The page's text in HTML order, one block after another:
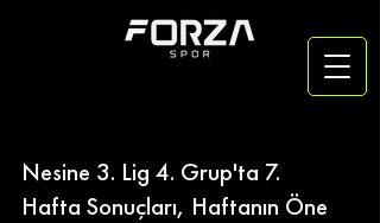
Nesine 3. Lig 4. Grup'ta 7.
Hafta Sonuçları, Haftanın Öne